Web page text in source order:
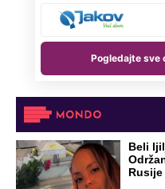
Ovo su neradni
godine:
čak četiri slobodna